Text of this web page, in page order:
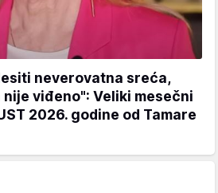
neverovatna sreća,
viđeno": Veliki mesečni
2026. godine od Tamare